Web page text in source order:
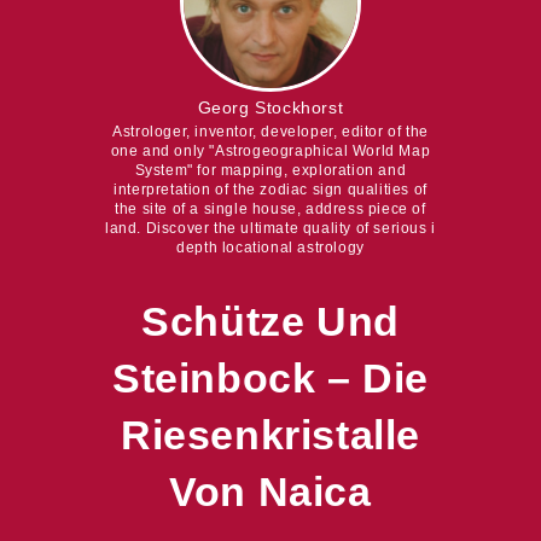
Georg Stockhorst
Astrologer, inventor, developer, editor of the
one and only "Astrogeographical World Map
System" for mapping, exploration and
interpretation of the zodiac sign qualities of
the site of a single house, address piece of
land. Discover the ultimate quality of serious i
depth locational astrology
Schütze Und
Steinbock – Die
Riesenkristalle
Von Naica